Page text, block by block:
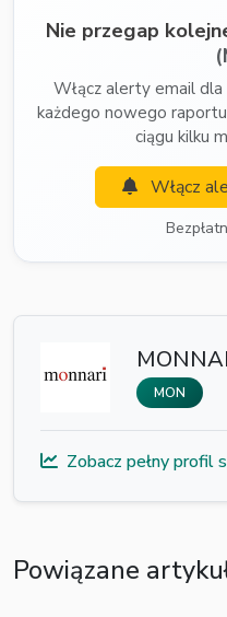
Nie przegap
Włącz alerty email
każdego nowego
ciągu kilku
Włącz
MON
Zobacz pełny profil
Powiązane